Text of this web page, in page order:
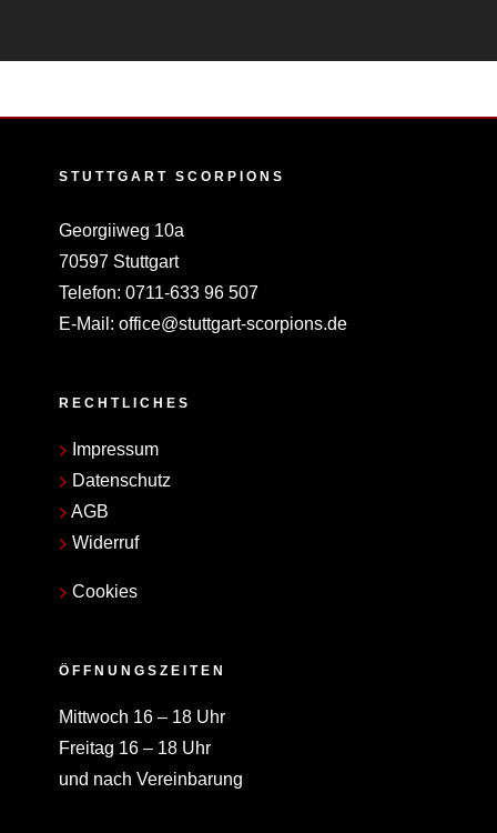
STUTTGART SCORPIONS
Georgiiweg 10a
70597 Stuttgart
Telefon: 0711-633 96 507
E-Mail: office@stuttgart-scorpions.de
RECHTLICHES
Impressum
Datenschutz
AGB
Widerruf
Cookies
ÖFFNUNGSZEITEN
Mittwoch 16 – 18 Uhr
Freitag 16 – 18 Uhr
und nach Vereinbarung